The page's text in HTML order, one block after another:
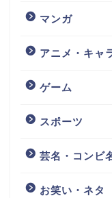
マンガ
アニメ・キャ
ゲーム
スポーツ
芸名・コンビ
お笑い・ネタ